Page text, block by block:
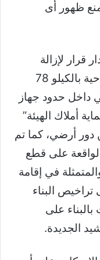
ظهور أى
قرار لإزالة
مخالفات البناء بإحدى القرى السياحية بالكيلو 78
داخل حدود جهاز
أملاك الهيئة”
دور أرضي، كما تم
على قطع
في إقامة
البناء
بالبناء على
الجديدة.